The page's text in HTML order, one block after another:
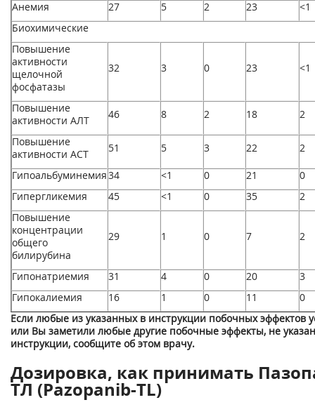
Анемия
27 5 2 23
<1
Биохимические
Повышение
активности
щелочной
фосфатазы
32 3 0 23 <1
Повышение
активности АЛТ
46 8 2 18 2
Повышение
активности ACT
51 5 3 22 2
Гипоальбуминемия34 <1 0 21
0
Гипергликемия
45 <1 0 35
2
Повышение
концентрации
общего
билирубина
29 1 0 7 2
Гипонатриемия 31 4 0 20
3
Гипокалиемия
16 1 0 11
0
Если любые из указанных в инструкции побочных эффектов
или Вы заметили любые другие побочные эффекты, не
инструкции, сообщите об этом врачу.
Дозировка, как принимать
ТЛ (Pazopanib-TL)